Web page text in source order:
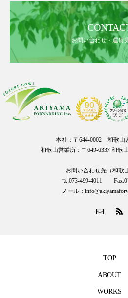
お問い合わせ・運賃
本社：〒644-0002 和歌山
和歌山営業所：〒649-6337 和歌
お問い合わせ先（和歌
℡:073-499-4011
メール：
TOP
ABOUT
WORKS